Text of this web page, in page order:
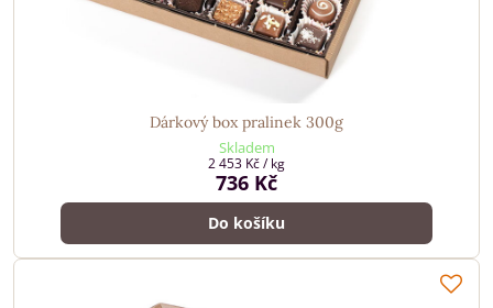
Dárkový box pralinek 300g
Skladem
736 Kč
2 453 Kč/ kg
Do košíku